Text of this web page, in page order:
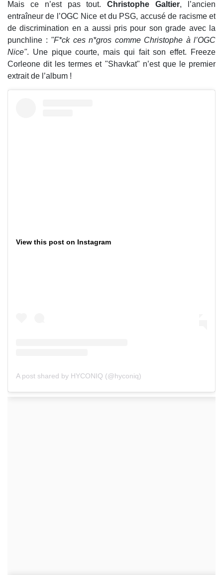
Mais ce n’est pas tout.Christophe Galtier, l’ancien
entraîneur de l’OGC Nice et du PSG, accusé de racisme et
de discrimination en a aussi pris pour son grade avec la
punchline : "F*ck ces n*gros comme Christophe à l’OGC
Nice". Une pique courte, mais qui fait son effet. Freeze
Corleone dit les termes et "Shavkat" n’est que le premier
extrait de l’album !
View this post on Instagram
A post shared by HYCONIQ (@hyconiq)